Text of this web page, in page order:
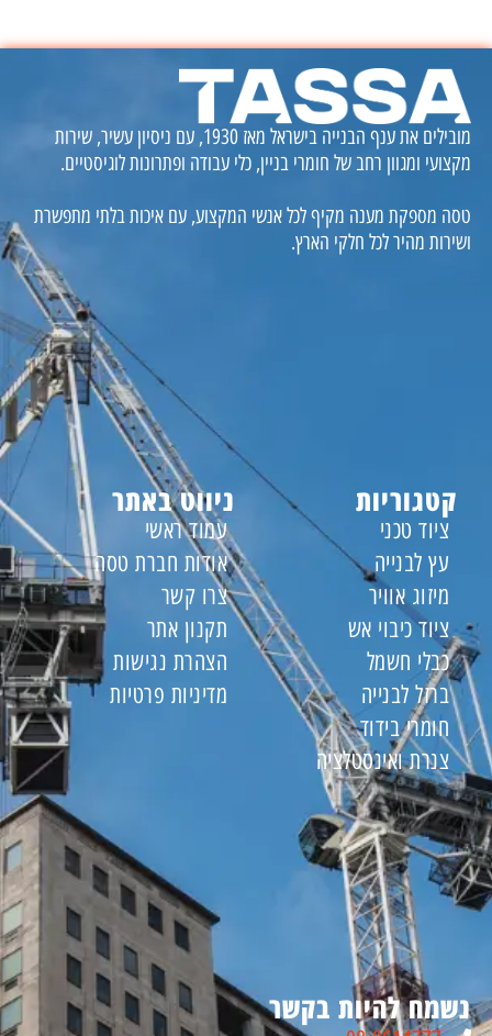
מובילים את ענף הבנייה בישראל מאז 1930, עם ניסיון עשיר, שירות
מקצועי ומגוון רחב של חומרי בניין, כלי עבודה ופתרונות לוגיסטיים.
טסה מספקת מענה מקיף לכל אנשי המקצוע, עם איכות בלתי מתפשרת
ושירות מהיר לכל חלקי הארץ.
ניווט באתר
עמוד ראשי
אודות חברת טסה
צרו קשר
תקנון אתר
הצהרת נגישות
מדיניות פרטיות
קטגוריות
ציוד טכני
עץ לבנייה
מיזוג אוויר
ציוד כיבוי אש
כבלי חשמל
ברזל לבנייה
חומרי בידוד
צנרת ואינסטלציה
נשמח להיות בקשר